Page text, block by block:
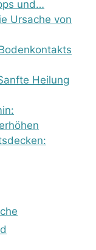
und…
Ursache von
Heilung